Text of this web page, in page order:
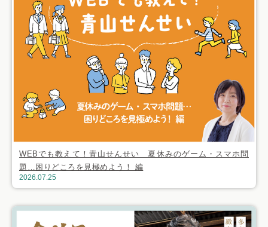
WEBでも教えて！青山せんせい 夏休みのゲーム・スマホ問
題…困りどころを見極めよう！ 編
2026.07.25